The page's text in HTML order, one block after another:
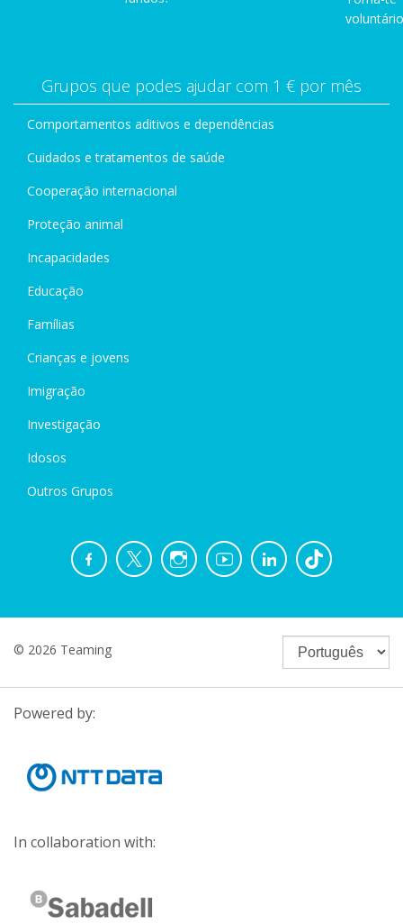
Grupos que podes ajudar com 1 € por mês
Comportamentos aditivos e dependências
Cuidados e tratamentos de saúde
Cooperação internacional
Proteção animal
Incapacidades
Educação
Famílias
Crianças e jovens
Imigração
Investigação
Idosos
Outros Grupos
© 2026 Teaming
Powered by:
In collaboration with: